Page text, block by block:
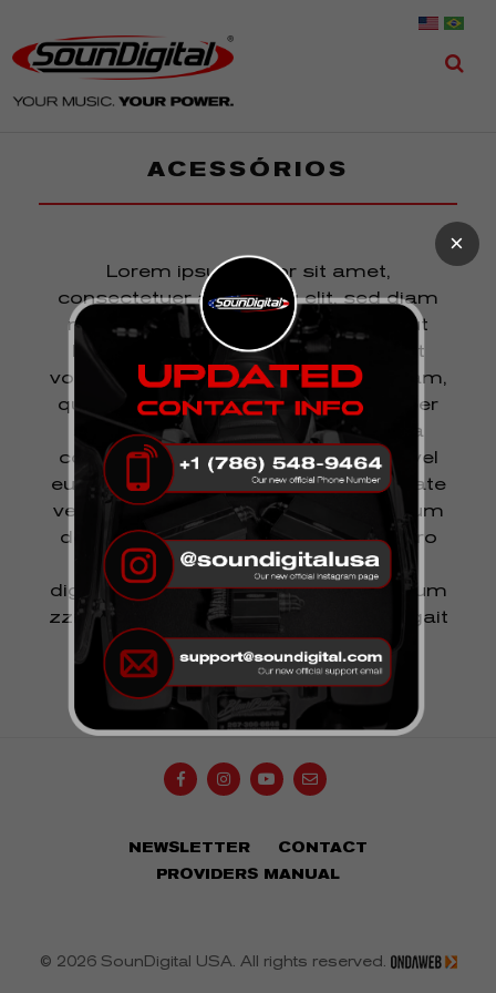
ACESSÓRIOS
Lorem ipsum dolor sit amet,
consectetuer adipiscing elit, sed diam
nonummy nibh euismod tincidunt ut
laoreet dolore magna aliquam erat
volutpat. Ut wisi enim ad minim veniam,
quis nostrud exerci tation ullamcorper
suscipit lobortis nisl ut aliquip ex ea
commodo consequat. Duis autem vel
eum iriure dolor in hendrerit in vulputate
velit esse molestie consequat, vel illum
dolore eu feugiat nulla facilisis at vero
eros et accumsan et iusto odio
dignissim qui blandit praesent luptatum
zzril delenit augue duis dolore te feugait
nulla facilisi.
NEWSLETTER
CONTACT
PROVIDERS MANUAL
Your e-mail...
© 2026 SounDigital USA. All rights reserved.
×